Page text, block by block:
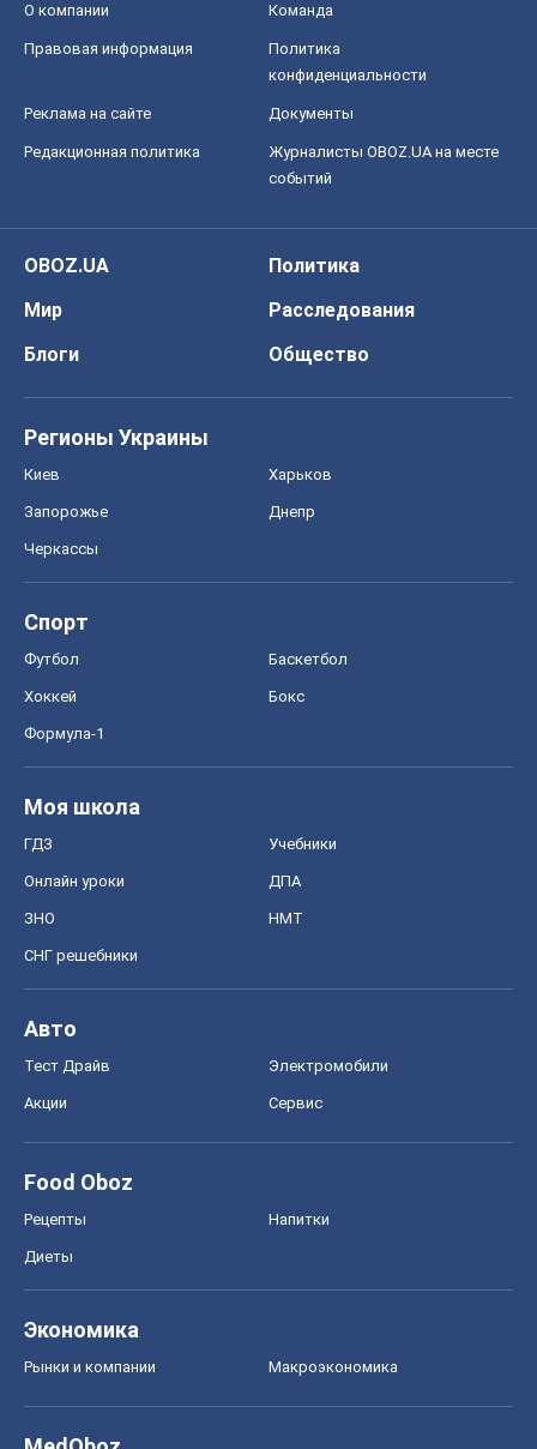
О компании Команда
Правовая информация
Политика
конфиденциальности
Реклама на сайте Документы
Редакционная политика
Журналисты OBOZ.UA на месте
событий
OBOZ.UA
Политика
Мир
Расследования
Блоги
Общество
Регионы Украины
Киев Харьков
Запорожье Днепр
Черкассы
Спорт
Футбол Баскетбол
Хоккей Бокс
Формула-1
Моя школа
ГДЗ Учебники
Онлайн уроки ДПА
ЗНО НМТ
СНГ решебники
Авто
Тест Драйв Электромобили
Акции Сервис
Food Oboz
Рецепты Напитки
Диеты
Экономика
Рынки и компании Mакроэкономика